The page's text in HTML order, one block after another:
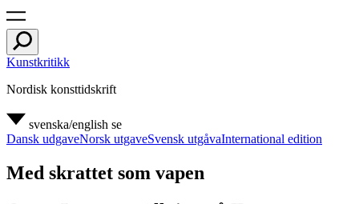
Kunstkritikk
Nordisk konsttidskrift
svenska/english se
Dansk udgaveNorsk utgaveSvensk utgåvaInternational edition
Med skrattet som vapen